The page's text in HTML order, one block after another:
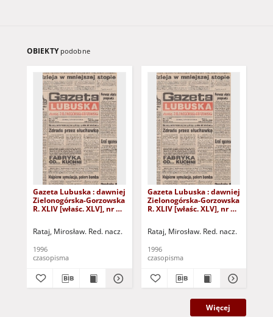
OBIEKTY podobne
Gazeta Lubuska : dawniej
Zielonogórska-Gorzowska
R. XLIV [właśc. XLV], nr 52
Rataj, Mirosław. Red. nacz.
1996
czasopisma
Gazeta Lubuska : dawniej
Zielonogórska-Gorzowska
R. XLIV [właśc. XLV], nr 46
Rataj, Mirosław. Red. nacz.
1996
czasopisma
Więcej